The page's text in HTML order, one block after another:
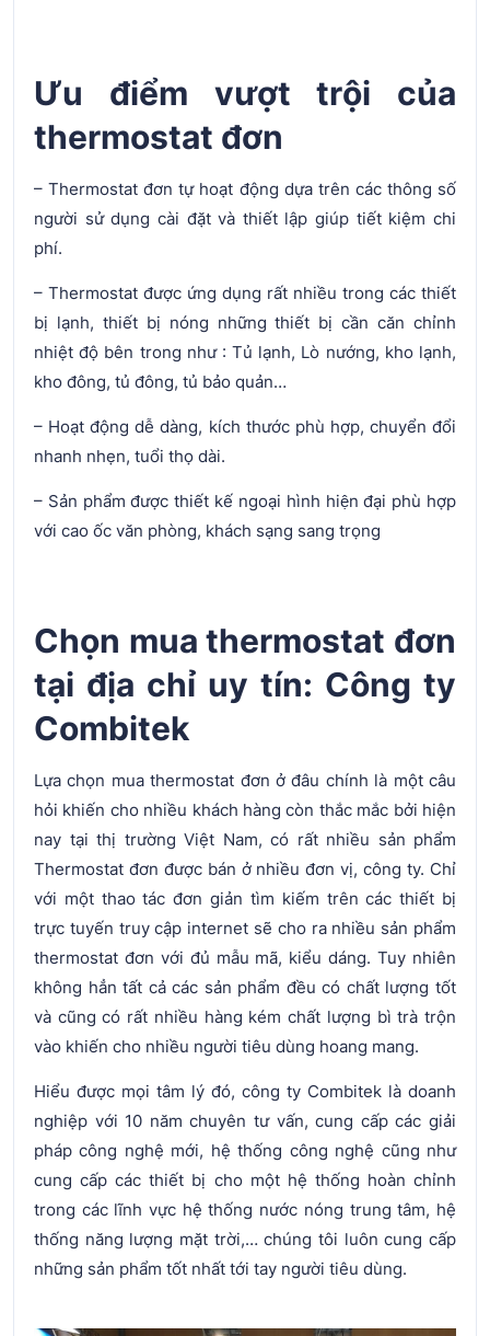
Ưu điểm vượt trội của
thermostat đơn
– Thermostat đơn tự hoạt động dựa trên các thông số
người sử dụng cài đặt và thiết lập giúp tiết kiệm chi
phí.
– Thermostat được ứng dụng rất nhiều trong các thiết
bị lạnh, thiết bị nóng những thiết bị cần căn chỉnh
nhiệt độ bên trong như : Tủ lạnh, Lò nướng, kho lạnh,
kho đông, tủ đông, tủ bảo quản…
– Hoạt động dễ dàng, kích thước phù hợp, chuyển đổi
nhanh nhẹn, tuổi thọ dài.
– Sản phẩm được thiết kế ngoại hình hiện đại phù hợp
với cao ốc văn phòng, khách sạng sang trọng
Chọn mua thermostat đơn
tại địa chỉ uy tín: Công ty
Combitek
Lựa chọn mua thermostat đơn ở đâu chính là một câu
hỏi khiến cho nhiều khách hàng còn thắc mắc bởi hiện
nay tại thị trường Việt Nam, có rất nhiều sản phẩm
Thermostat đơn được bán ở nhiều đơn vị, công ty. Chỉ
với một thao tác đơn giản tìm kiếm trên các thiết bị
trực tuyến truy cập internet sẽ cho ra nhiều sản phẩm
thermostat đơn với đủ mẫu mã, kiểu dáng. Tuy nhiên
không hẳn tất cả các sản phẩm đều có chất lượng tốt
và cũng có rất nhiều hàng kém chất lượng bì trà trộn
vào khiến cho nhiều người tiêu dùng hoang mang.
Hiểu được mọi tâm lý đó, công ty Combitek là doanh
nghiệp với 10 năm chuyên tư vấn, cung cấp các giải
pháp công nghệ mới, hệ thống công nghệ cũng như
cung cấp các thiết bị cho một hệ thống hoàn chỉnh
trong các lĩnh vực hệ thống nước nóng trung tâm, hệ
thống năng lượng mặt trời,… chúng tôi luôn cung cấp
những sản phẩm tốt nhất tới tay người tiêu dùng.